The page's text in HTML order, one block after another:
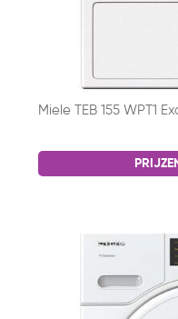
Miele TEB 155 WPT1